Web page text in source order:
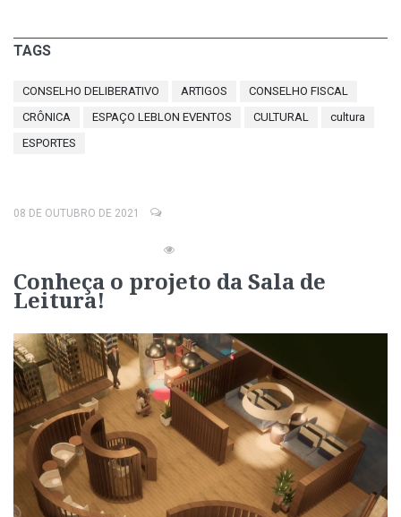
TAGS
CONSELHO DELIBERATIVO ARTIGOS
CONSELHO FISCAL
CRÔNICA
ESPAÇO LEBLON EVENTOS CULTURAL
cultura
ESPORTES
08 DE OUTUBRO DE 2021
Conheça o projeto da Sala de
Leitura!